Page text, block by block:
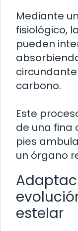
Mediante
fisiológico,
pueden
carbono.
Este
de una fina
pies
un órgano
estelar